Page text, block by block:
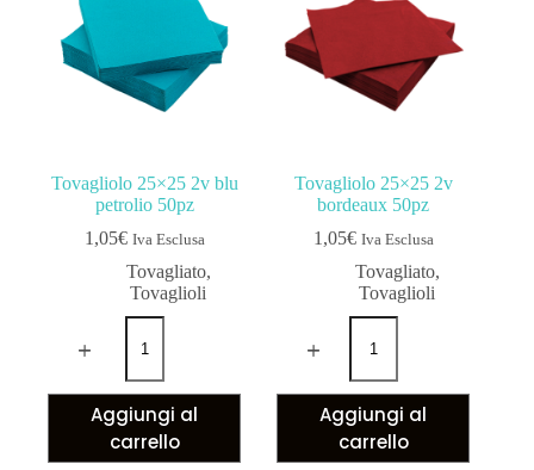
Tovagliolo 25×25 2v blu
petrolio 50pz
1,05€ Iva Esclusa
Tovagliato,
Tovaglioli
Aggiungi al
carrello
Tovagliolo 25×25 2v
bordeaux 50pz
1,05€ Iva Esclusa
Tovagliato,
Tovaglioli
Aggiungi al
carrello